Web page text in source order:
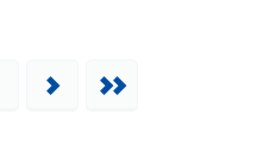
Następna